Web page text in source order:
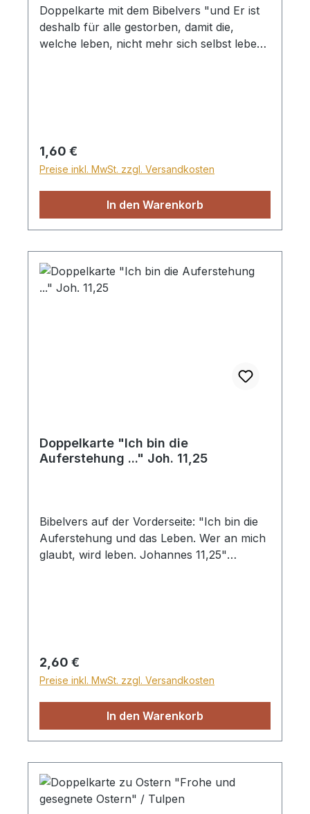
Doppelkarte mit dem Bibelvers "und Er ist
deshalb für alle gestorben, damit die,
welche leben, nicht mehr sich selbst leben,
Regulärer Preis:
1,60 €
Preise inkl. MwSt. zzgl. Versandkosten
In den Warenkorb
Doppelkarte "Ich bin die
Auferstehung ..." Joh. 11,25
Bibelvers auf der Vorderseite: "Ich bin die
Auferstehung und das Leben. Wer an mich
glaubt, wird leben. Johannes 11,25"
Regulärer Preis:
2,60 €
Preise inkl. MwSt. zzgl. Versandkosten
In den Warenkorb